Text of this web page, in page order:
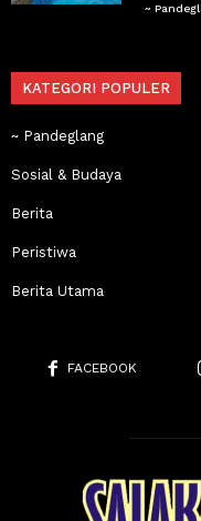
~
KATEGORI POPULER
~ Pandeglang
Sosial & Budaya
Berita
Peristiwa
Berita Utama
FACEBOOK